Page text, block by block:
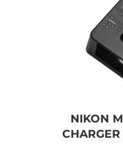
NIKON